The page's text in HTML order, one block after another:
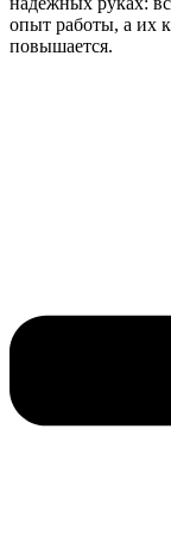
опыт работы, а их
повышается.